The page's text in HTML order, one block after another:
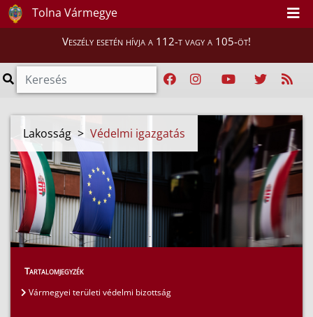
Tolna Vármegye
Veszély esetén hívja a 112-t vagy a 105-öt!
Lakosság > Védelmi igazgatás
Tartalomjegyzék
Vármegyei területi védelmi bizottság